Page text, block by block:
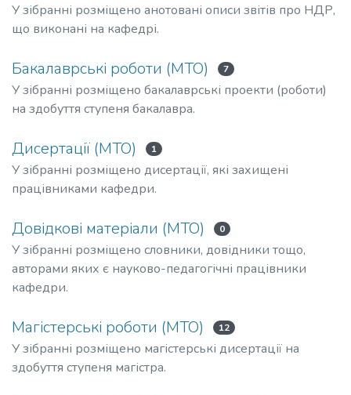
У зібранні розміщено анотовані описи звітів про НДР,
що виконані на кафедрі.
Бакалаврські роботи (МТО) 7
У зібранні розміщено бакалаврські проекти (роботи)
на здобуття ступеня бакалавра.
Дисертації (МТО) 1
У зібранні розміщено дисертації, які захищені
працівниками кафедри.
Довідкові матеріали (МТО) 0
У зібранні розміщено словники, довідники тощо,
авторами яких є науково-педагогічні працівники
кафедри.
Магістерські роботи (МТО) 12
У зібранні розміщено магістерські дисертації на
здобуття ступеня магістра.